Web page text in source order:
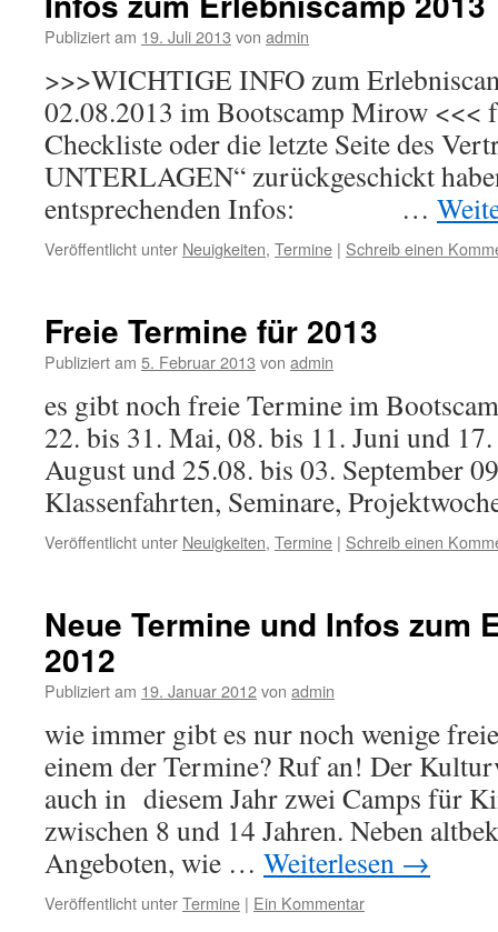
Publiziert am 19. Juli 2013 von admin
>>>WICHTIGE INFO zum
02.08.2013 im Bootscamp Mirow <<<
Checkliste oder die letzte Seite des
UNTERLAGEN“ zurückgeschickt
entsprechenden Infos: …
Veröffentlicht unter Neuigkeiten, Termine | Schreib einen
Freie Termine für 2013
Publiziert am 5. Februar 2013 von admin
es gibt noch freie Termine im
22. bis 31. Mai, 08. bis 11. Juni und
August und 25.08. bis 03. September
Klassenfahrten, Seminare,
Veröffentlicht unter Neuigkeiten, Termine | Schreib einen
Neue Termine und Infos zum
2012
Publiziert am 19. Januar 2012von admin
wie immer gibt es nur noch wenige
einem der Termine? Ruf an! Der
auch in diesem Jahr zwei Camps für
zwischen 8 und 14 Jahren. Neben
Angeboten, wie … Weiterlesen →
Veröffentlicht unterTermine | Ein Kommentar